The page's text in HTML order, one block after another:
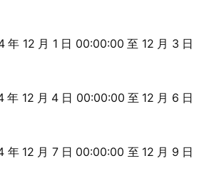
年12月1日00:00:00至12月3日
年12月4日00:00:00至12月6日
年12月7日00:00:00至12月9日